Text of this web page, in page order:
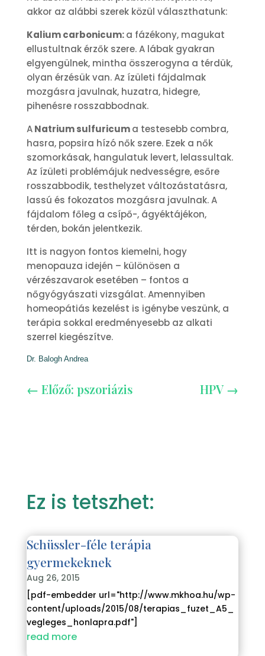
akkor az alábbi szerek közül választhatunk:
Kalium carbonicum:a fázékony, magukat
ellustultnak érzők szere. A lábak gyakran
elgyengülnek, mintha összerogyna a térdük,
olyan érzésük van. Az ízületi fájdalmak
mozgásra javulnak, huzatra, hidegre,
pihenésre rosszabbodnak.
ANatrium sulfuricuma testesebb combra,
hasra, popsira hízó nők szere. Ezek a nők
szomorkásak, hangulatuk levert, lelassultak.
Az ízületi problémájuk nedvességre, esőre
rosszabbodik, testhelyzet változástatásra,
lassú és fokozatos mozgásra javulnak. A
fájdalom főleg a csípő-, ágyéktájékon,
térden, bokán jelentkezik.
Itt is nagyon fontos kiemelni, hogy
menopauza idején – különösen a
vérzészavarok esetében – fontos a
nőgyógyászati vizsgálat. Amennyiben
homeopátiás kezelést is igénybe veszünk, a
terápia sokkal eredményesebb az alkati
szerrel kiegészítve.
Dr. Balogh Andrea
← Előző: pszoriázis HPV →
Ez is tetszhet:
Schüssler-féle terápia
gyermekeknek
Aug 26, 2015
[pdf-embedder url="http://www.mkhoa.hu/wp-
content/uploads/2015/08/terapias_fuzet_A5_
vegleges_honlapra.pdf"]
read more